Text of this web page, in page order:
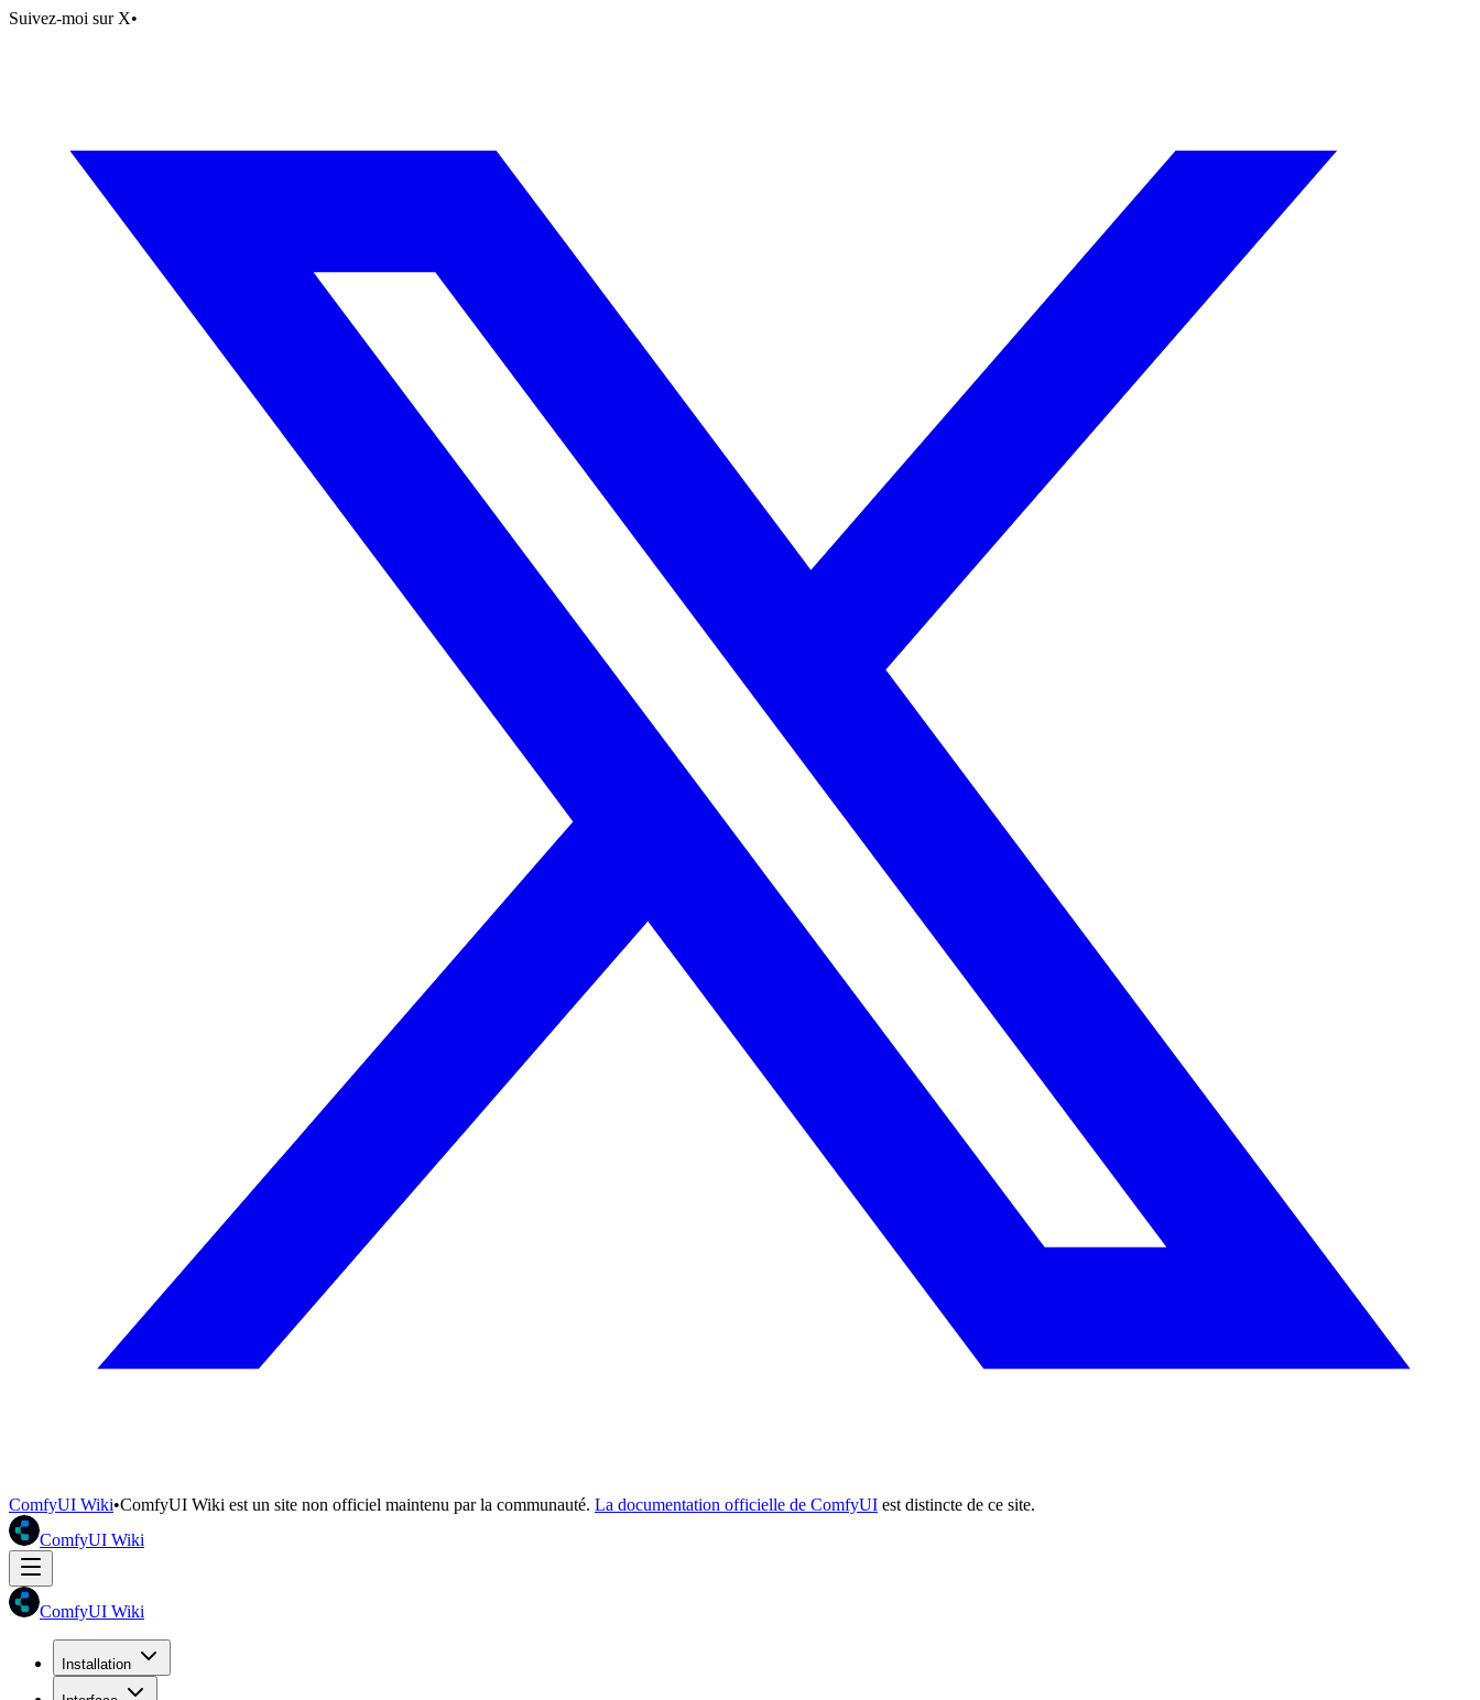
Suivez-moi sur X•
ComfyUI Wiki•ComfyUI Wiki est un site non officiel maintenu par la communauté. La documentation officielle de ComfyUI est distincte de ce site.
ComfyUI Wiki
ComfyUI Wiki
Installation